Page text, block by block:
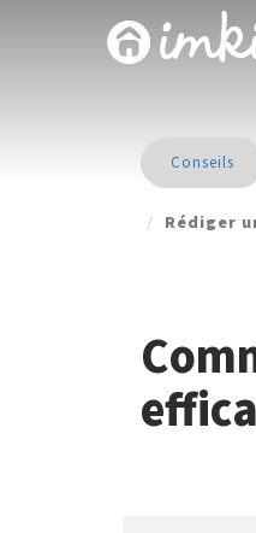
Conseils
Rédiger